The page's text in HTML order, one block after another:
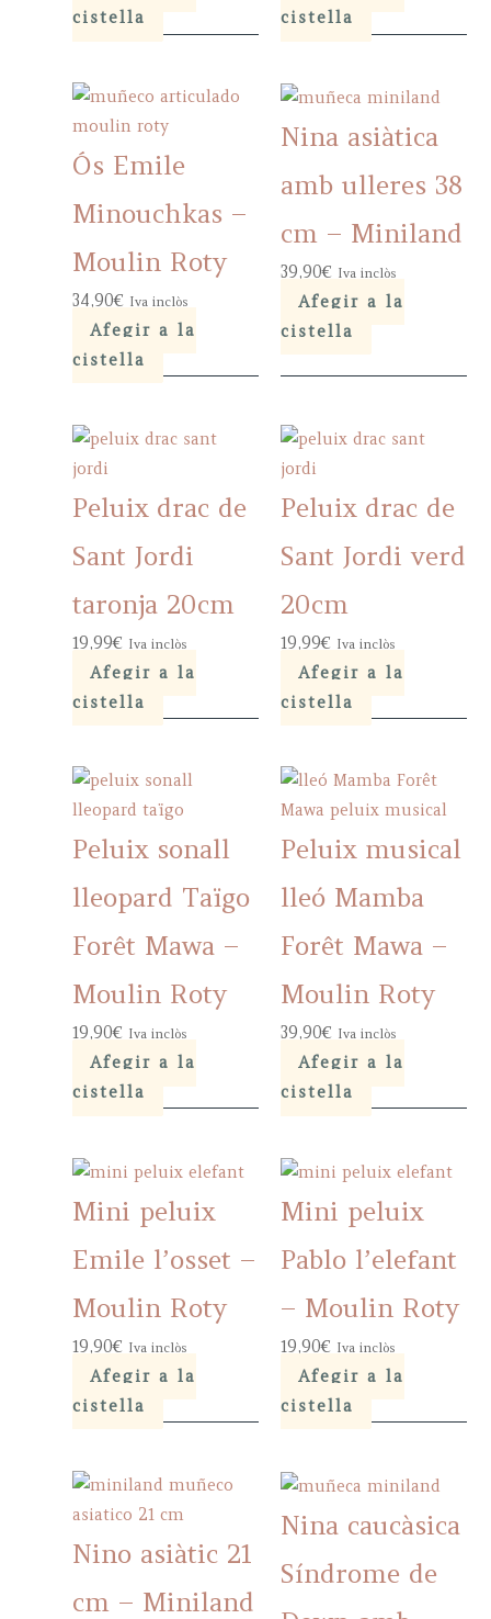
cistella
cistella
Ós Emile
Minouchkas –
Moulin Roty
34,90€ Iva inclòs
Afegir a la
cistella
Nina asiàtica
amb ulleres 38
cm – Miniland
39,90€ Iva inclòs
Afegir a la
cistella
Peluix drac de
Sant Jordi
taronja 20cm
19,99€ Iva inclòs
Afegir a la
cistella
Peluix drac de
Sant Jordi verd
20cm
19,99€ Iva inclòs
Afegir a la
cistella
Peluix sonall
lleopard Taïgo
Forêt Mawa –
Moulin Roty
19,90€ Iva inclòs
Afegir a la
cistella
Peluix musical
lleó Mamba
Forêt Mawa –
Moulin Roty
39,90€ Iva inclòs
Afegir a la
cistella
Mini peluix
Emile l’osset –
Moulin Roty
19,90€ Iva inclòs
Afegir a la
cistella
Mini peluix
Pablo l’elefant
– Moulin Roty
19,90€ Iva inclòs
Afegir a la
cistella
Nino asiàtic 21
cm – Miniland
Nina caucàsica
Síndrome de